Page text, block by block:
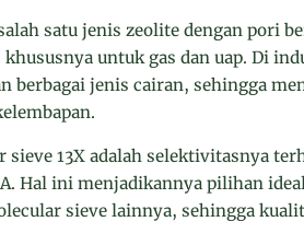
satu jenis zeolite dengan pori
untuk gas dan uap. Di
berbagai jenis cairan, sehingga
sieve 13X adalah selektivitasnya
Hal ini menjadikannya pilihan
sieve lainnya, sehingga